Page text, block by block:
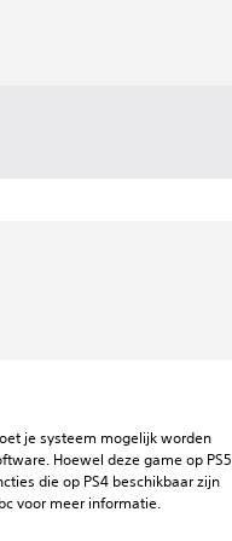
je systeem mogelijk worden
Hoewel deze game op PS5
die op PS4 beschikbaar zijn
voor meer informatie.